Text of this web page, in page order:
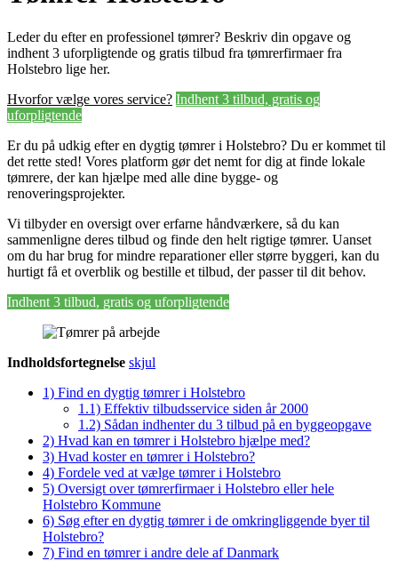
Leder du efter en professionel tømrer? Beskriv din opgave og
indhent 3 uforpligtende og gratis tilbud fra tømrerfirmaer fra
Holstebro lige her.
Hvorfor vælge vores service? Indhent 3 tilbud, gratis og
uforpligtende
Er du på udkig efter en dygtig tømrer i Holstebro? Du er kommet til
det rette sted! Vores platform gør det nemt for dig at finde lokale
tømrere, der kan hjælpe med alle dine bygge- og
renoveringsprojekter.
Vi tilbyder en oversigt over erfarne håndværkere, så du kan
sammenligne deres tilbud og finde den helt rigtige tømrer. Uanset
om du har brug for mindre reparationer eller større byggeri, kan du
hurtigt få et overblik og bestille et tilbud, der passer til dit behov.
Indhent 3 tilbud, gratis og uforpligtende
Indholdsfortegnelse skjul
1) Find en dygtig tømrer i Holstebro
1.1) Effektiv tilbudsservice siden år 2000
1.2) Sådan indhenter du 3 tilbud på en byggeopgave
2) Hvad kan en tømrer i Holstebro hjælpe med?
3) Hvad koster en tømrer i Holstebro?
4) Fordele ved at vælge tømrer i Holstebro
5) Oversigt over tømrerfirmaer i Holstebro eller hele
Holstebro Kommune
6) Søg efter en dygtig tømrer i de omkringliggende byer til
Holstebro?
7) Find en tømrer i andre dele af Danmark